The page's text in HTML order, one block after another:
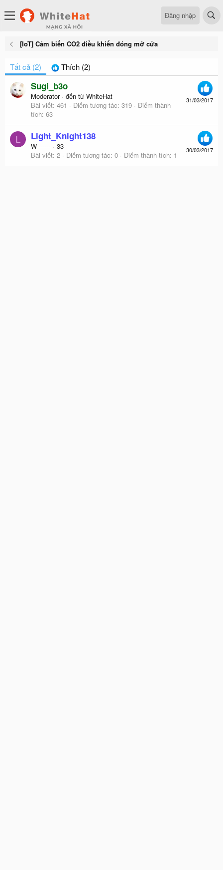
Đăng nhập
[IoT] Cảm biến CO2 điều khiển đóng mở cửa
Tất cả (2) Thích (2)
31/03/2017
Sugi_b3o
Moderator · đến từ WhiteHat
Bài viết 461 Điểm tương tác 319
Điểm thành
tích 63
L
30/03/2017
Light_Knight138
W------- · 33
Bài viết 2 Điểm tương tác 0 Điểm thành tích 1